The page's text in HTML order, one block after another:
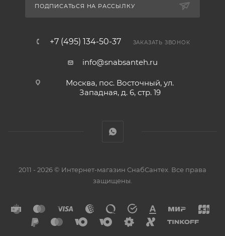
ПОДПИСАТЬСЯ НА РАССЫЛКУ
+7 (495) 134-50-37 ЗАКАЗАТЬ ЗВОНОК
info@snabsanteh.ru
Москва, пос. Восточный, ул.
Западная, д. 6, стр. 19
2011 - 2026 © Интернет-магазин СнабСантех. Все права
защищены.